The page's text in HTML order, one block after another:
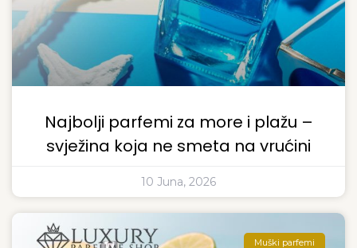
Najbolji parfemi za more i plažu –
svježina koja ne smeta na vrućini
10 Juna, 2026
Muški parfemi